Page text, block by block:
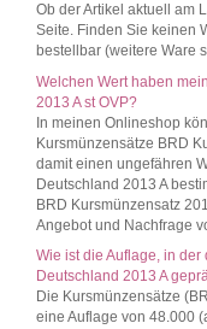
Ob der Artikel aktuell am
Seite. Finden Sie keinen
bestellbar (weitere Ware
Welchen Wert haben
2013 A st OVP?
In meinen Onlineshop
Kursmünzensätze BRD
damit einen ungefähren
Deutschland 2013 A
BRD Kursmünzensatz
Angebot und Nachfrage
Wie ist die Auflage, in
Deutschland 2013 A
Die Kursmünzensätze
eine Auflage von 48.000